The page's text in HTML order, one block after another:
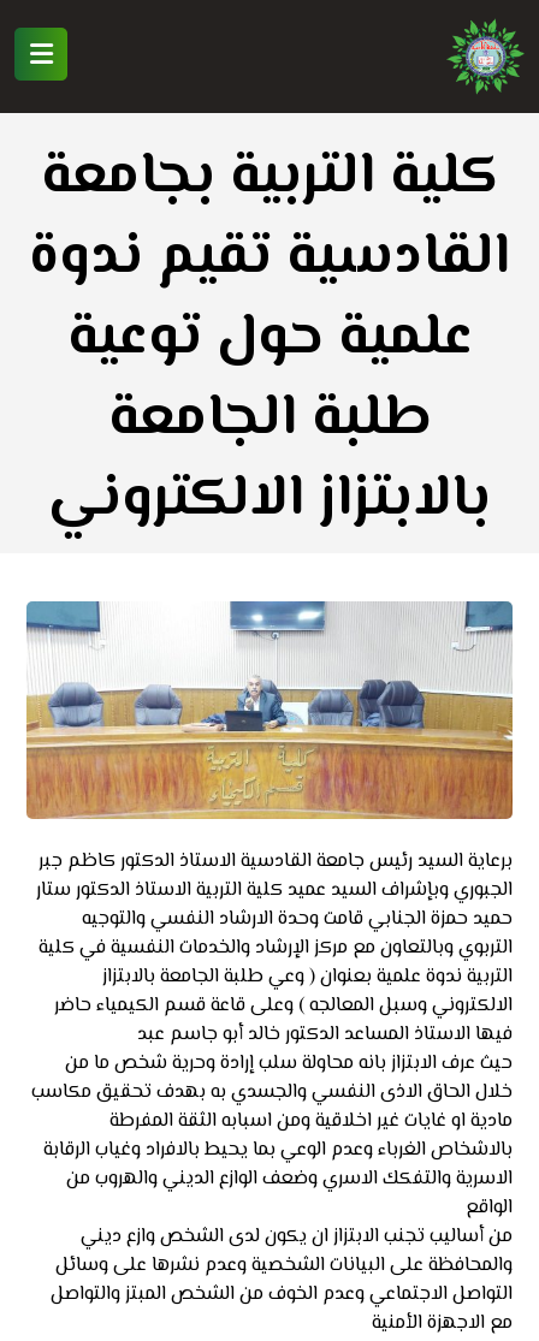
كلية التربية بجامعة
القادسية تقيم ندوة
علمية حول توعية
طلبة الجامعة
بالابتزاز الالكتروني
برعاية السيد رئيس جامعة القادسية الاستاذ الدكتور كاظم جبر
الجبوري وبإشراف السيد عميد كلية التربية الاستاذ الدكتور ستار
حميد حمزة الجنابي قامت وحدة الارشاد النفسي والتوجيه
التربوي وبالتعاون مع مركز الإرشاد والخدمات النفسية في كلية
التربية ندوة علمية بعنوان ( وعي طلبة الجامعة بالابتزاز
الالكتروني وسبل المعالجه ) وعلى قاعة قسم الكيمياء حاضر
فيها الاستاذ المساعد الدكتور خالد أبو جاسم عبد
حيث عرف الابتزاز بانه محاولة سلب إرادة وحرية شخص ما من
خلال الحاق الاذى النفسي والجسدي به بهدف تحقيق مكاسب
مادية او غايات غير اخلاقية ومن اسبابه الثقة المفرطة
بالاشخاص الغرباء وعدم الوعي بما يحيط بالافراد وغياب الرقابة
الاسرية والتفكك الاسري وضعف الوازع الديني والهروب من
الواقع
من أساليب تجنب الابتزاز ان يكون لدى الشخص وازع ديني
والمحافظة على البيانات الشخصية وعدم نشرها على وسائل
التواصل الاجتماعي وعدم الخوف من الشخص المبتز والتواصل
مع الاجهزة الأمنية